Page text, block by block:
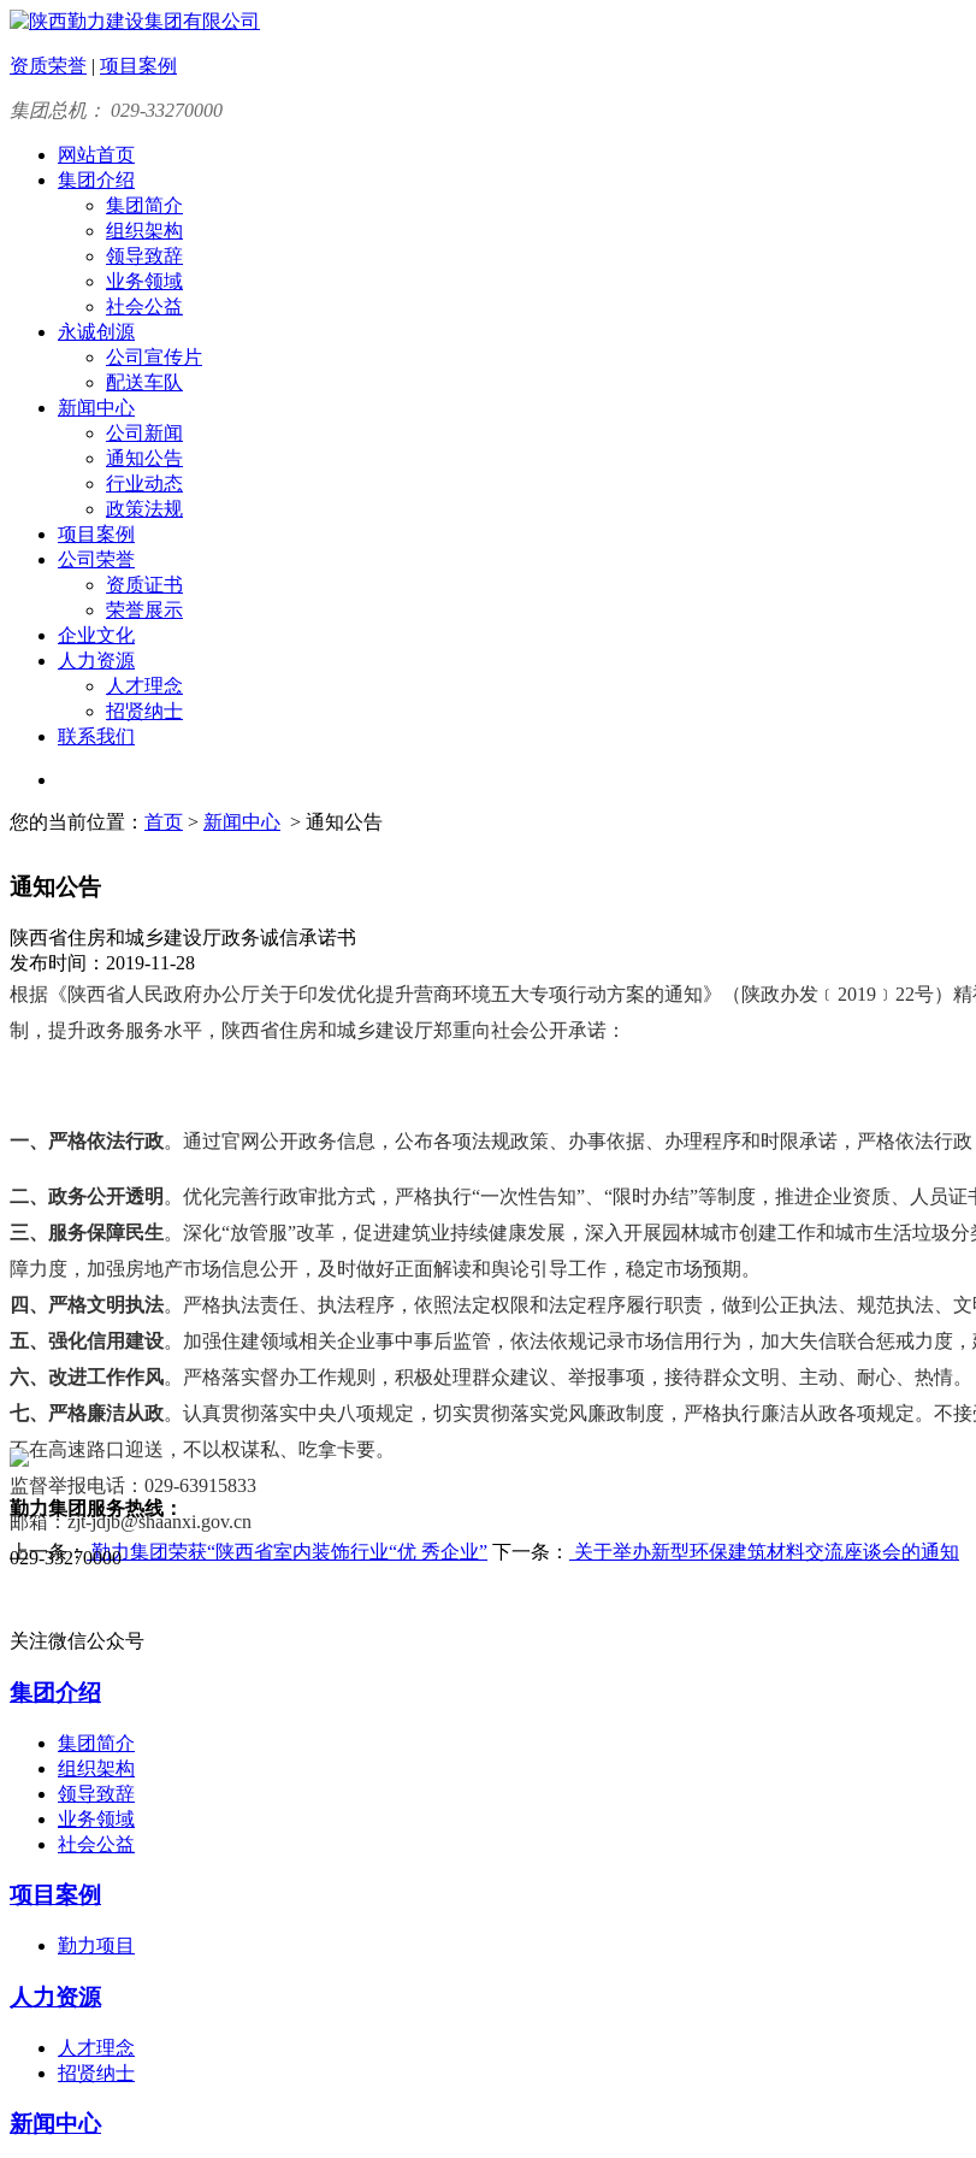
资质荣誉 | 项目案例
集团总机： 029-33270000
网站首页
集团介绍
集团简介
组织架构
领导致辞
业务领域
社会公益
永诚创源
公司宣传片
配送车队
新闻中心
公司新闻
通知公告
行业动态
政策法规
项目案例
公司荣誉
资质证书
荣誉展示
企业文化
人力资源
人才理念
招贤纳士
联系我们
您的当前位置： 首页 > 新闻中心 > 通知公告
通知公告
陕西省住房和城乡建设厅政务诚信承诺书
发布时间：2019-11-28
根据《陕西省人民政府办公厅关于印发优化提升营商环境五大专项行动方案的通知》（陕政办发﹝2019﹞22号）
制，提升政务服务水平，陕西省住房和城乡建设厅郑重向社会公开承诺：
一、严格依法行政。通过官网公开政务信息，公布各项法规政策、办事依据、办理程序和时限承诺，严格依法行
二、政务公开透明 。优化完善行政审批方式，严格执行“一次性告知”、“限时办结”等制度，推进企业资质、人员证
三、服务保障民生。深化“放管服”改革，促进建筑业持续健康发展，深入开展园林城市创建工作和城市生活垃圾
障力度，加强房地产市场信息公开，及时做好正面解读和舆论引导工作，稳定市场预期。
四、严格文明执法。严格执法责任、执法程序，依照法定权限和法定程序履行职责，做到公正执法、规范执法、
五、强化信用建设。加强住建领域相关企业事中事后监管，依法依规记录市场信用行为，加大失信联合惩戒力度，
六、改进工作作风。严格落实督办工作规则，积极处理群众建议、举报事项，接待群众文明、主动、耐心、热情。
七、严格廉洁从政。认真贯彻落实中央八项规定，切实贯彻落实党风廉政制度，严格执行廉洁从政各项规定。不
不在高速路口迎送，不以权谋私、吃拿卡要。
监督举报电话：029-63915833
邮箱：zjt-jdjb@shaanxi.gov.cn
上一条：勤力集团荣获“陕西省室内装饰行业“优 秀企业” 下一条： 关于举办新型环保建筑材料交流座谈会的通知
勤力集团服务热线：
029-33270000
关注微信公众号
集团介绍
集团简介
组织架构
领导致辞
业务领域
社会公益
项目案例
勤力项目
人力资源
人才理念
招贤纳士
新闻中心